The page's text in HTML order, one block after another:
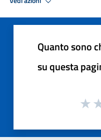
Quanto sono
su questa